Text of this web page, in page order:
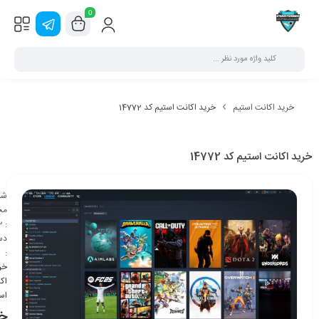
0
خرید اکانت استیم خرید اکانت استیم کد 14772
خرید اکانت استیم کد 14772
:
: